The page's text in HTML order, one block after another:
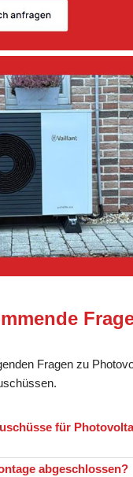
Fragen zu
für
abgeschlossen?